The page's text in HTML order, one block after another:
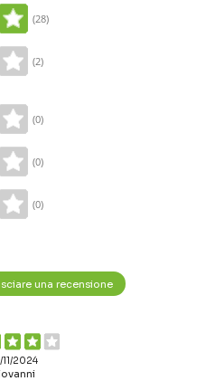
(28)
(2)
(0)
(0)
(0)
una recensione
11/2024